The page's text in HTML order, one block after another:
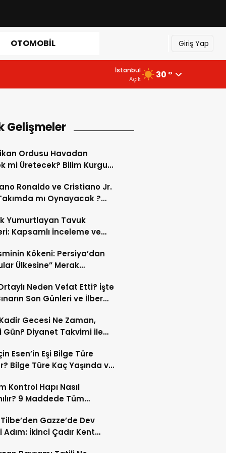
OTOMOBIL Giriş Yap
İstanbul
Açık 30 °
Gelişmeler
Ordusu Havadan
mi Üretecek? Bilim Kurgu
Ronaldo ve Cristiano Jr.
mı Oynayacak ?
Başlıyor ?
Yumurtlayan Tavuk
Kapsamlı İnceleme ve
Kökeni: Persiya’dan
Ülkesine” Merak
Neden Vefat Etti? İşte
Son Günleri ve İlber
Gecesi Ne Zaman,
Gün? Diyanet Takvimi ile
Esen’in Eşi Bilge Türe
Bilge Türe Kaç Yaşında ve
Kontrol Hapı Nasıl
9 Maddede Tüm
Tilbe’den Gazze’de Dev
Adım: İkinci Çadır Kent